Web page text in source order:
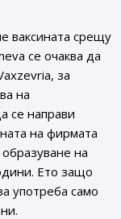
ваксината срещу
се очаква да
за
на
се направи
на фирмата
на
Ето защо
употреба само